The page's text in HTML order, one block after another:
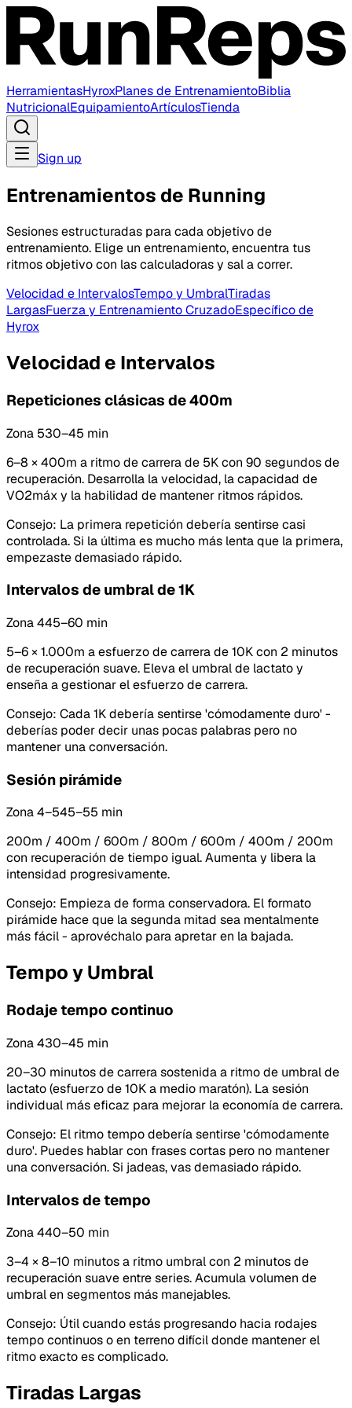
HerramientasHyroxPlanes de EntrenamientoBiblia
NutricionalEquipamientoArtículosTienda
Sign up
Entrenamientos de Running
Sesiones estructuradas para cada objetivo de
entrenamiento. Elige un entrenamiento, encuentra tus
ritmos objetivo con las calculadoras y sal a correr.
Velocidad e IntervalosTempo y UmbralTiradas
LargasFuerza y Entrenamiento CruzadoEspecífico de
Hyrox
Velocidad e Intervalos
Repeticiones clásicas de 400m
Zona 530–45 min
6–8 × 400m a ritmo de carrera de 5K con 90 segundos de
recuperación. Desarrolla la velocidad, la capacidad de
VO2máx y la habilidad de mantener ritmos rápidos.
Consejo: La primera repetición debería sentirse casi
controlada. Si la última es mucho más lenta que la primera,
empezaste demasiado rápido.
Intervalos de umbral de 1K
Zona 445–60 min
5–6 × 1.000m a esfuerzo de carrera de 10K con 2 minutos
de recuperación suave. Eleva el umbral de lactato y
enseña a gestionar el esfuerzo de carrera.
Consejo: Cada 1K debería sentirse 'cómodamente duro' -
deberías poder decir unas pocas palabras pero no
mantener una conversación.
Sesión pirámide
Zona 4–545–55 min
200m / 400m / 600m / 800m / 600m / 400m / 200m
con recuperación de tiempo igual. Aumenta y libera la
intensidad progresivamente.
Consejo: Empieza de forma conservadora. El formato
pirámide hace que la segunda mitad sea mentalmente
más fácil - aprovéchalo para apretar en la bajada.
Tempo y Umbral
Rodaje tempo continuo
Zona 430–45 min
20–30 minutos de carrera sostenida a ritmo de umbral de
lactato (esfuerzo de 10K a medio maratón). La sesión
individual más eficaz para mejorar la economía de carrera.
Consejo: El ritmo tempo debería sentirse 'cómodamente
duro'. Puedes hablar con frases cortas pero no mantener
una conversación. Si jadeas, vas demasiado rápido.
Intervalos de tempo
Zona 440–50 min
3–4 × 8–10 minutos a ritmo umbral con 2 minutos de
recuperación suave entre series. Acumula volumen de
umbral en segmentos más manejables.
Consejo: Útil cuando estás progresando hacia rodajes
tempo continuos o en terreno difícil donde mantener el
ritmo exacto es complicado.
Tiradas Largas